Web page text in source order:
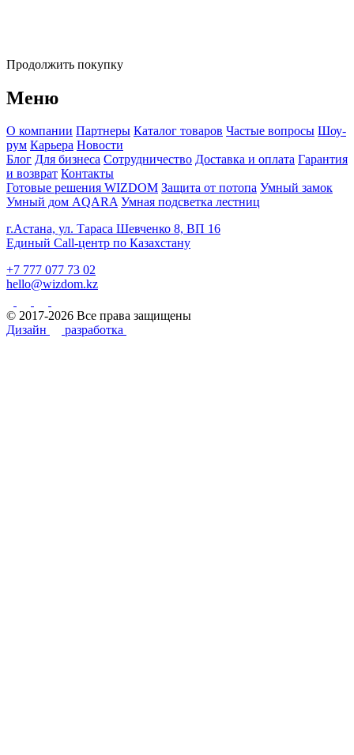
Продолжить покупку
Меню
О компании Партнеры Каталог товаров Частые вопросы Шоу-
рум Карьера Новости
Блог Для бизнеса Сотрудничество Доставка и оплата Гарантия
и возврат Контакты
Готовые решения WIZDOM Защита от потопа Умный замок
Умный дом AQARA Умная подсветка лестниц
г.Астана, ул. Тараса Шевченко 8, ВП 16
Единый Call-центр по Казахстану
+7 777 077 73 02
hello@wizdom.kz
© 2017-2026 Все права защищены
Дизайн
разработка